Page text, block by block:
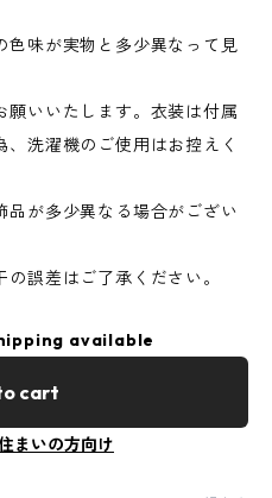
味が実物と多少異なって見
いいたします。衣装は付属
洗濯機のご使用はお控えく
が多少異なる場合がござい
誤差はご了承ください。
available
cart
まいの方向け